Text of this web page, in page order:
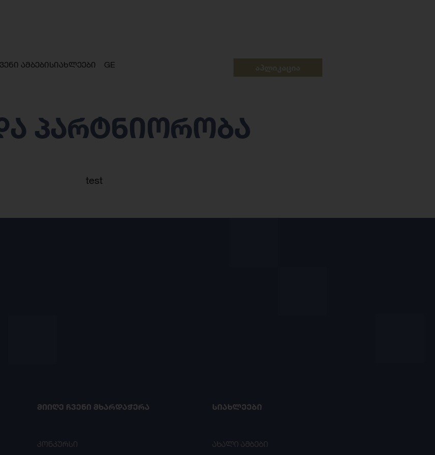
ამბებისიახლეები GE
პარტნიორობა
test
ᲛᲘᲘᲦᲔ ᲩᲕᲔᲜᲘ ᲛᲮᲐᲠᲓᲐᲭᲔᲠᲐ
კონკურსი
ᲡᲘᲐᲮᲚᲔᲔᲑᲘ
ახალი ამბები